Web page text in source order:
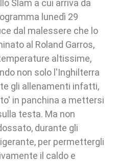
Slam a cui arriva da
lunedì 29
dal malessere che lo
al Roland Garros,
altissime,
non solo l'Inghilterra
gli allenamenti infatti,
in panchina a mettersi
testa. Ma non
durante gli
per permettergli
il caldo e